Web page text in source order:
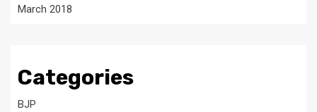
March 2018
Categories
BJP